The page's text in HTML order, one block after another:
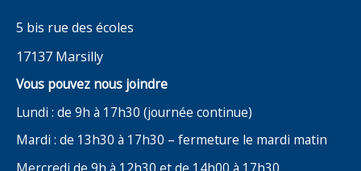
5 bis rue des écoles
17137 Marsilly
Vous pouvez nous joindre
Lundi : de 9h à 17h30 (journée continue)
Mardi : de 13h30 à 17h30 – fermeture le mardi matin